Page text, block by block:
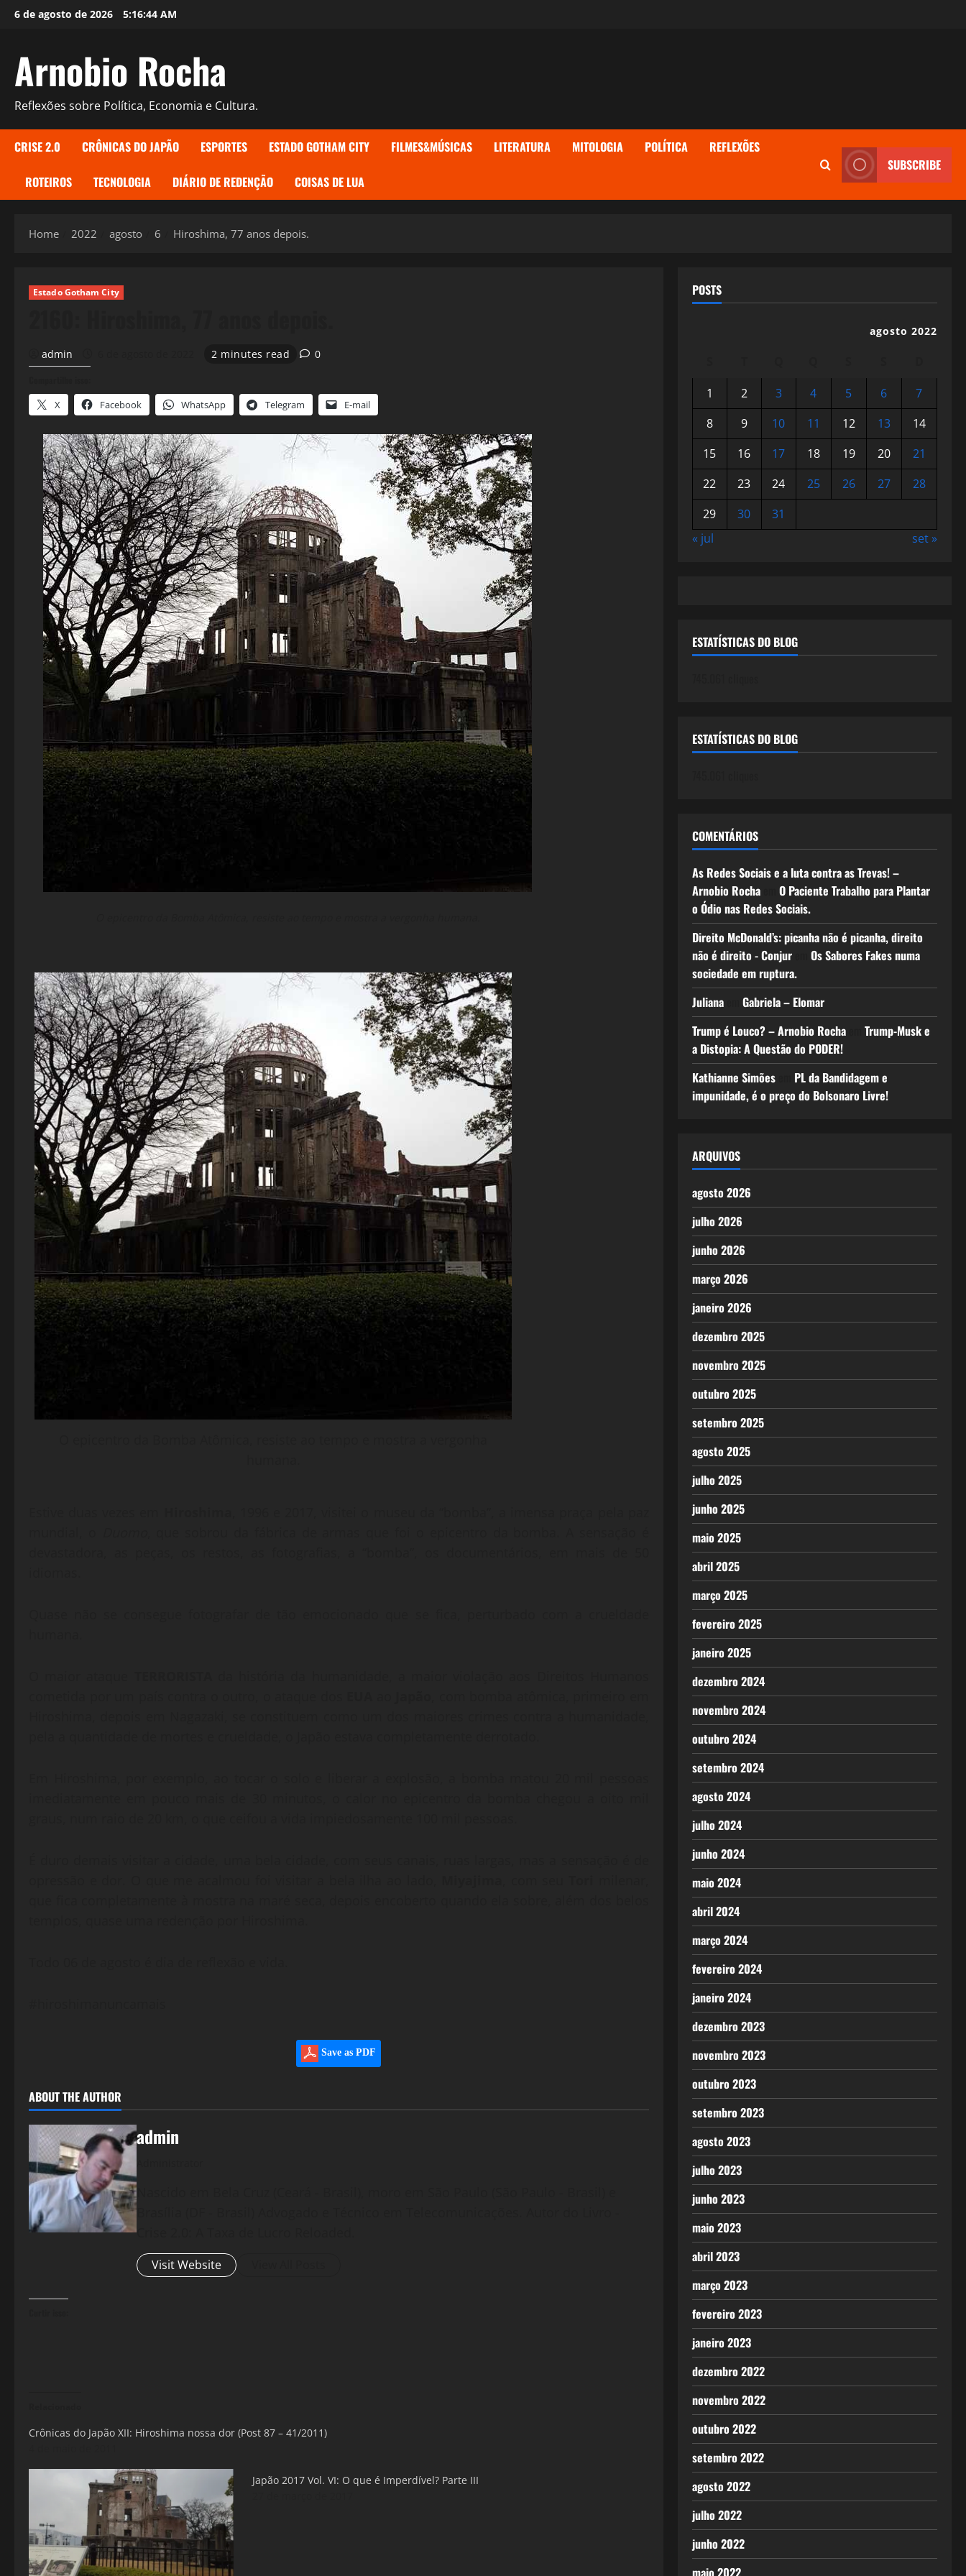
Skip6 de agosto de 2026 5:16:45 AM
Arnobio Rocha
Reflexões sobre Política, Economia e Cultura.
CRISE 2.0 CRÔNICAS DO JAPÃO ESPORTES ESTADO GOTHAM CITY FILMES&MÚSICAS LITERATURA MITOLOGIA POLÍTICA REFLEXÕES
ROTEIROS TECNOLOGIA DIÁRIO DE REDENÇÃO COISAS DE LUA
SUBSCRIBE
Home 2022 agosto 6 Hiroshima, 77 anos depois.
Estado Gotham City
admin 2 minutes read 0
X Facebook WhatsApp Telegram E-mail
Save as PDF
ABOUT THE AUTHOR
admin
Visit Website
Crônicas do Japão XII: Hiroshima nossa dor (Post 87 – 41/2011)
Japão 2017 Vol. VI: O que é Imperdível? Parte III
POSTS
agosto 2022
1
2 3 4 5 6
7
8
9 10 11 12 13
14
15
16 17 18 19 20
21
22
23 24 25 26 27
28
29
30
31
« jul
set »
ESTATÍSTICAS DO BLOG
ESTATÍSTICAS DO BLOG
COMENTÁRIOS
As Redes Sociais e a luta contra as Trevas! –
Arnobio Rochaem O Paciente Trabalho para Plantar
o Ódio nas Redes Sociais.
Direito McDonald’s: picanha não é picanha, direito
não é direito - Conjurem Os Sabores Fakes numa
sociedade em ruptura.
Julianaem Gabriela – Elomar
Trump é Louco? – Arnobio Rochaem Trump-Musk e
a Distopia: A Questão do PODER!
Kathianne Simõesem PL da Bandidagem e
impunidade, é o preço do Bolsonaro Livre!
ARQUIVOS
agosto 2026
julho 2026
junho 2026
março 2026
janeiro 2026
dezembro 2025
novembro 2025
outubro 2025
setembro 2025
agosto 2025
julho 2025
junho 2025
maio 2025
abril 2025
março 2025
fevereiro 2025
janeiro 2025
dezembro 2024
novembro 2024
outubro 2024
setembro 2024
agosto 2024
julho 2024
junho 2024
maio 2024
abril 2024
março 2024
fevereiro 2024
janeiro 2024
dezembro 2023
novembro 2023
outubro 2023
setembro 2023
agosto 2023
julho 2023
junho 2023
maio 2023
abril 2023
março 2023
fevereiro 2023
janeiro 2023
dezembro 2022
novembro 2022
outubro 2022
setembro 2022
agosto 2022
julho 2022
junho 2022
maio 2022